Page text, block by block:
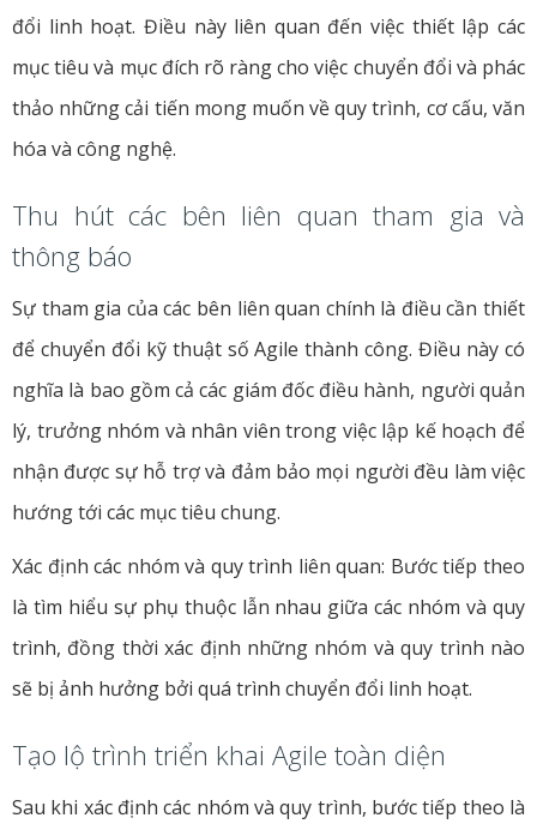
đổi linh hoạt. Điều này liên quan đến việc thiết lập các
mục tiêu và mục đích rõ ràng cho việc chuyển đổi và phác
thảo những cải tiến mong muốn về quy trình, cơ cấu, văn
hóa và công nghệ.
Thu hút các bên liên quan tham gia và
thông báo
Sự tham gia của các bên liên quan chính là điều cần thiết
để chuyển đổi kỹ thuật số Agile thành công. Điều này có
nghĩa là bao gồm cả các giám đốc điều hành, người quản
lý, trưởng nhóm và nhân viên trong việc lập kế hoạch để
nhận được sự hỗ trợ và đảm bảo mọi người đều làm việc
hướng tới các mục tiêu chung.
Xác định các nhóm và quy trình liên quan: Bước tiếp theo
là tìm hiểu sự phụ thuộc lẫn nhau giữa các nhóm và quy
trình, đồng thời xác định những nhóm và quy trình nào
sẽ bị ảnh hưởng bởi quá trình chuyển đổi linh hoạt.
Tạo lộ trình triển khai Agile toàn diện
Sau khi xác định các nhóm và quy trình, bước tiếp theo là